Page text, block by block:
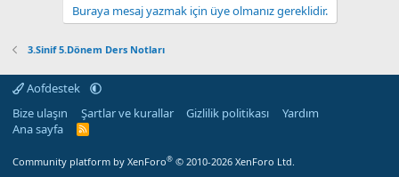
Buraya mesaj yazmak için üye olmanız gereklidir.
3.Sinif 5.Dönem Ders Notları
Aofdestek
Bize ulaşın
Şartlar ve kurallar Gizlilik politikası
Yardım
Ana sayfa
R
Community platform by XenForo® © 2010-2026 XenForo Ltd.